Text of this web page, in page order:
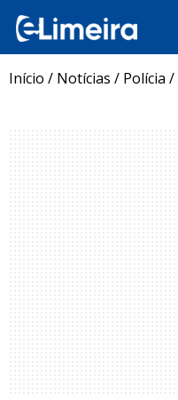
Início / Notícias / Polícia /